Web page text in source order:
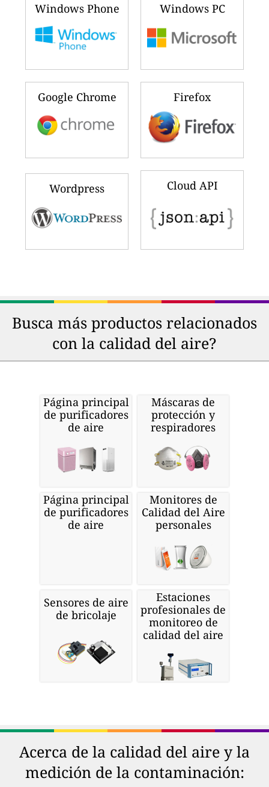
Windows Phone Windows PC
Google Chrome Firefox
Wordpress Cloud API
Busca más productos relacionados
con la calidad del aire?
Página principal
de purificadores
de aire
Máscaras de
protección y
respiradores
Página principal
de purificadores
de aire
Monitores de
Calidad del Aire
personales
Sensores de aire
de bricolaje
Estaciones
profesionales de
monitoreo de
calidad del aire
Acerca de la calidad del aire y la
medición de la contaminación: